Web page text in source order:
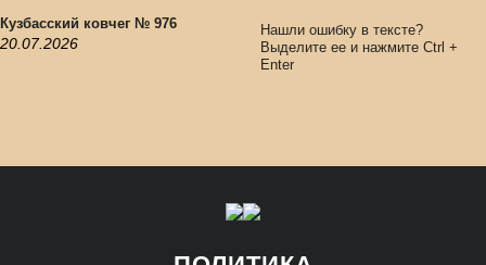
Кузбасский ковчег № 976
20.07.2026
Нашли ошибку в тексте?
Выделите ее и нажмите Ctrl +
Enter